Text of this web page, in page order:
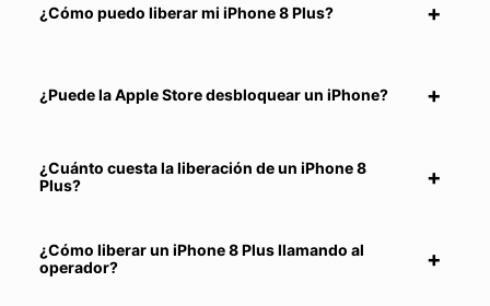
¿Cómo puedo liberar mi iPhone 8 Plus?
¿Puede la Apple Store desbloquear un iPhone?
¿Cuánto cuesta la liberación de un iPhone 8
Plus?
¿Cómo liberar un iPhone 8 Plus llamando al
operador?